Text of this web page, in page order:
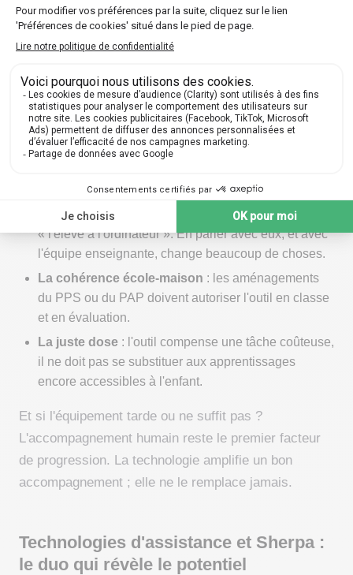
elle est acceptée par l'élève, maîtrisée
techniquement et coordonnée avec l'école. Un
souvent au fond du cartable.
Quatre points de vigilance méritent votre attention :
Le temps d'apprentissage
: compter plusieurs
lieu d'en faire perdre.
L'acceptation
: certains adolescents redoutent d'être
« l'élève à l'ordinateur ». En parler avec eux, et avec
l'équipe enseignante, change beaucoup de choses.
La cohérence école-maison : les aménagements
du PPS ou du PAP doivent autoriser l'outil en classe
et en évaluation.
La juste dose : l'outil compense une tâche coûteuse,
il ne doit pas se substituer aux apprentissages
encore accessibles à l'enfant.
Et si l'équipement tarde ou ne suffit pas ?
L'accompagnement humain reste le premier facteur
de progression. La technologie amplifie un bon
accompagnement ; elle ne le remplace jamais.
Technologies d'assistance et Sherpa :
le duo qui révèle le potentiel